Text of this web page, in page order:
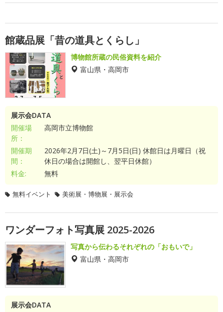
館蔵品展「昔の道具とくらし」
博物館所蔵の民俗資料を紹介
富山県・高岡市
展示会DATA
開催場
所：
高岡市立博物館
開催期
間：
2026年2月7日(土)～7月5日(日) 休館日は月曜日（祝
休日の場合は開館し、翌平日休館）
料金:
無料
無料イベント 美術展・博物展・展示会
ワンダーフォト写真展 2025-2026
写真から伝わるそれぞれの「おもいで」
富山県・高岡市
展示会DATA